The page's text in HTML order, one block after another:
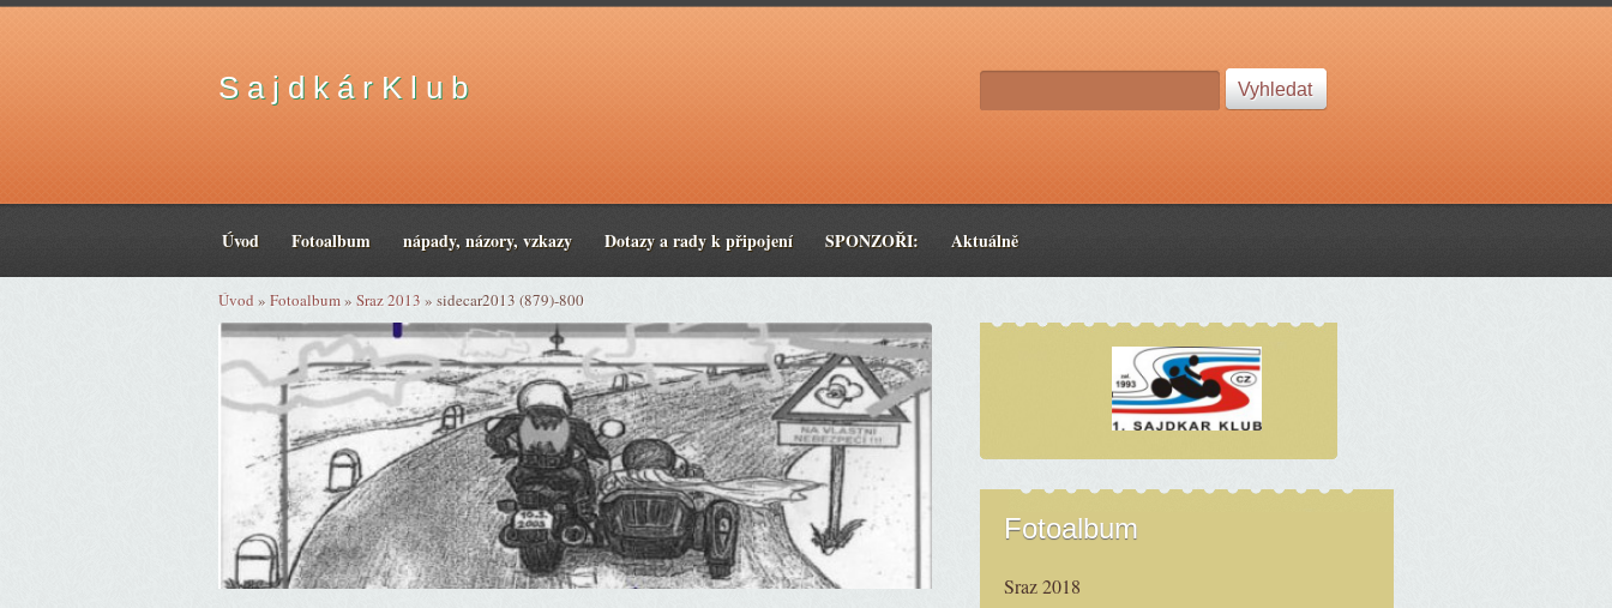
S a j d k á r K l u b
Úvod Fotoalbum nápady, názory, vzkazy Dotazy a rady k připojení SPONZOŘI: Aktuálně
Úvod » Fotoalbum» Sraz 2013 » sidecar2013 (879)-800
Fotoalbum
Sraz 2018